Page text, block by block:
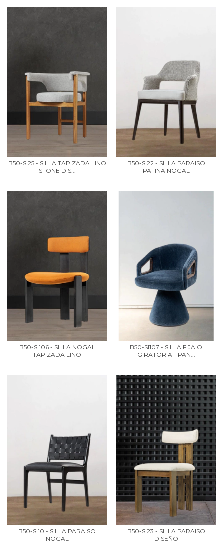
B50-SI25 - SILLA TAPIZADA LINO
STONE DIS...
B50-SI22 - SILLA PARAISO
PATINA NOGAL
B50-SI106 - SILLA NOGAL
TAPIZADA LINO
B50-SI107 - SILLA FIJA O
GIRATORIA - PAN...
B50-SI10 - SILLA PARAISO
NOGAL
B50-SI23 - SILLA PARAISO
DISEÑO